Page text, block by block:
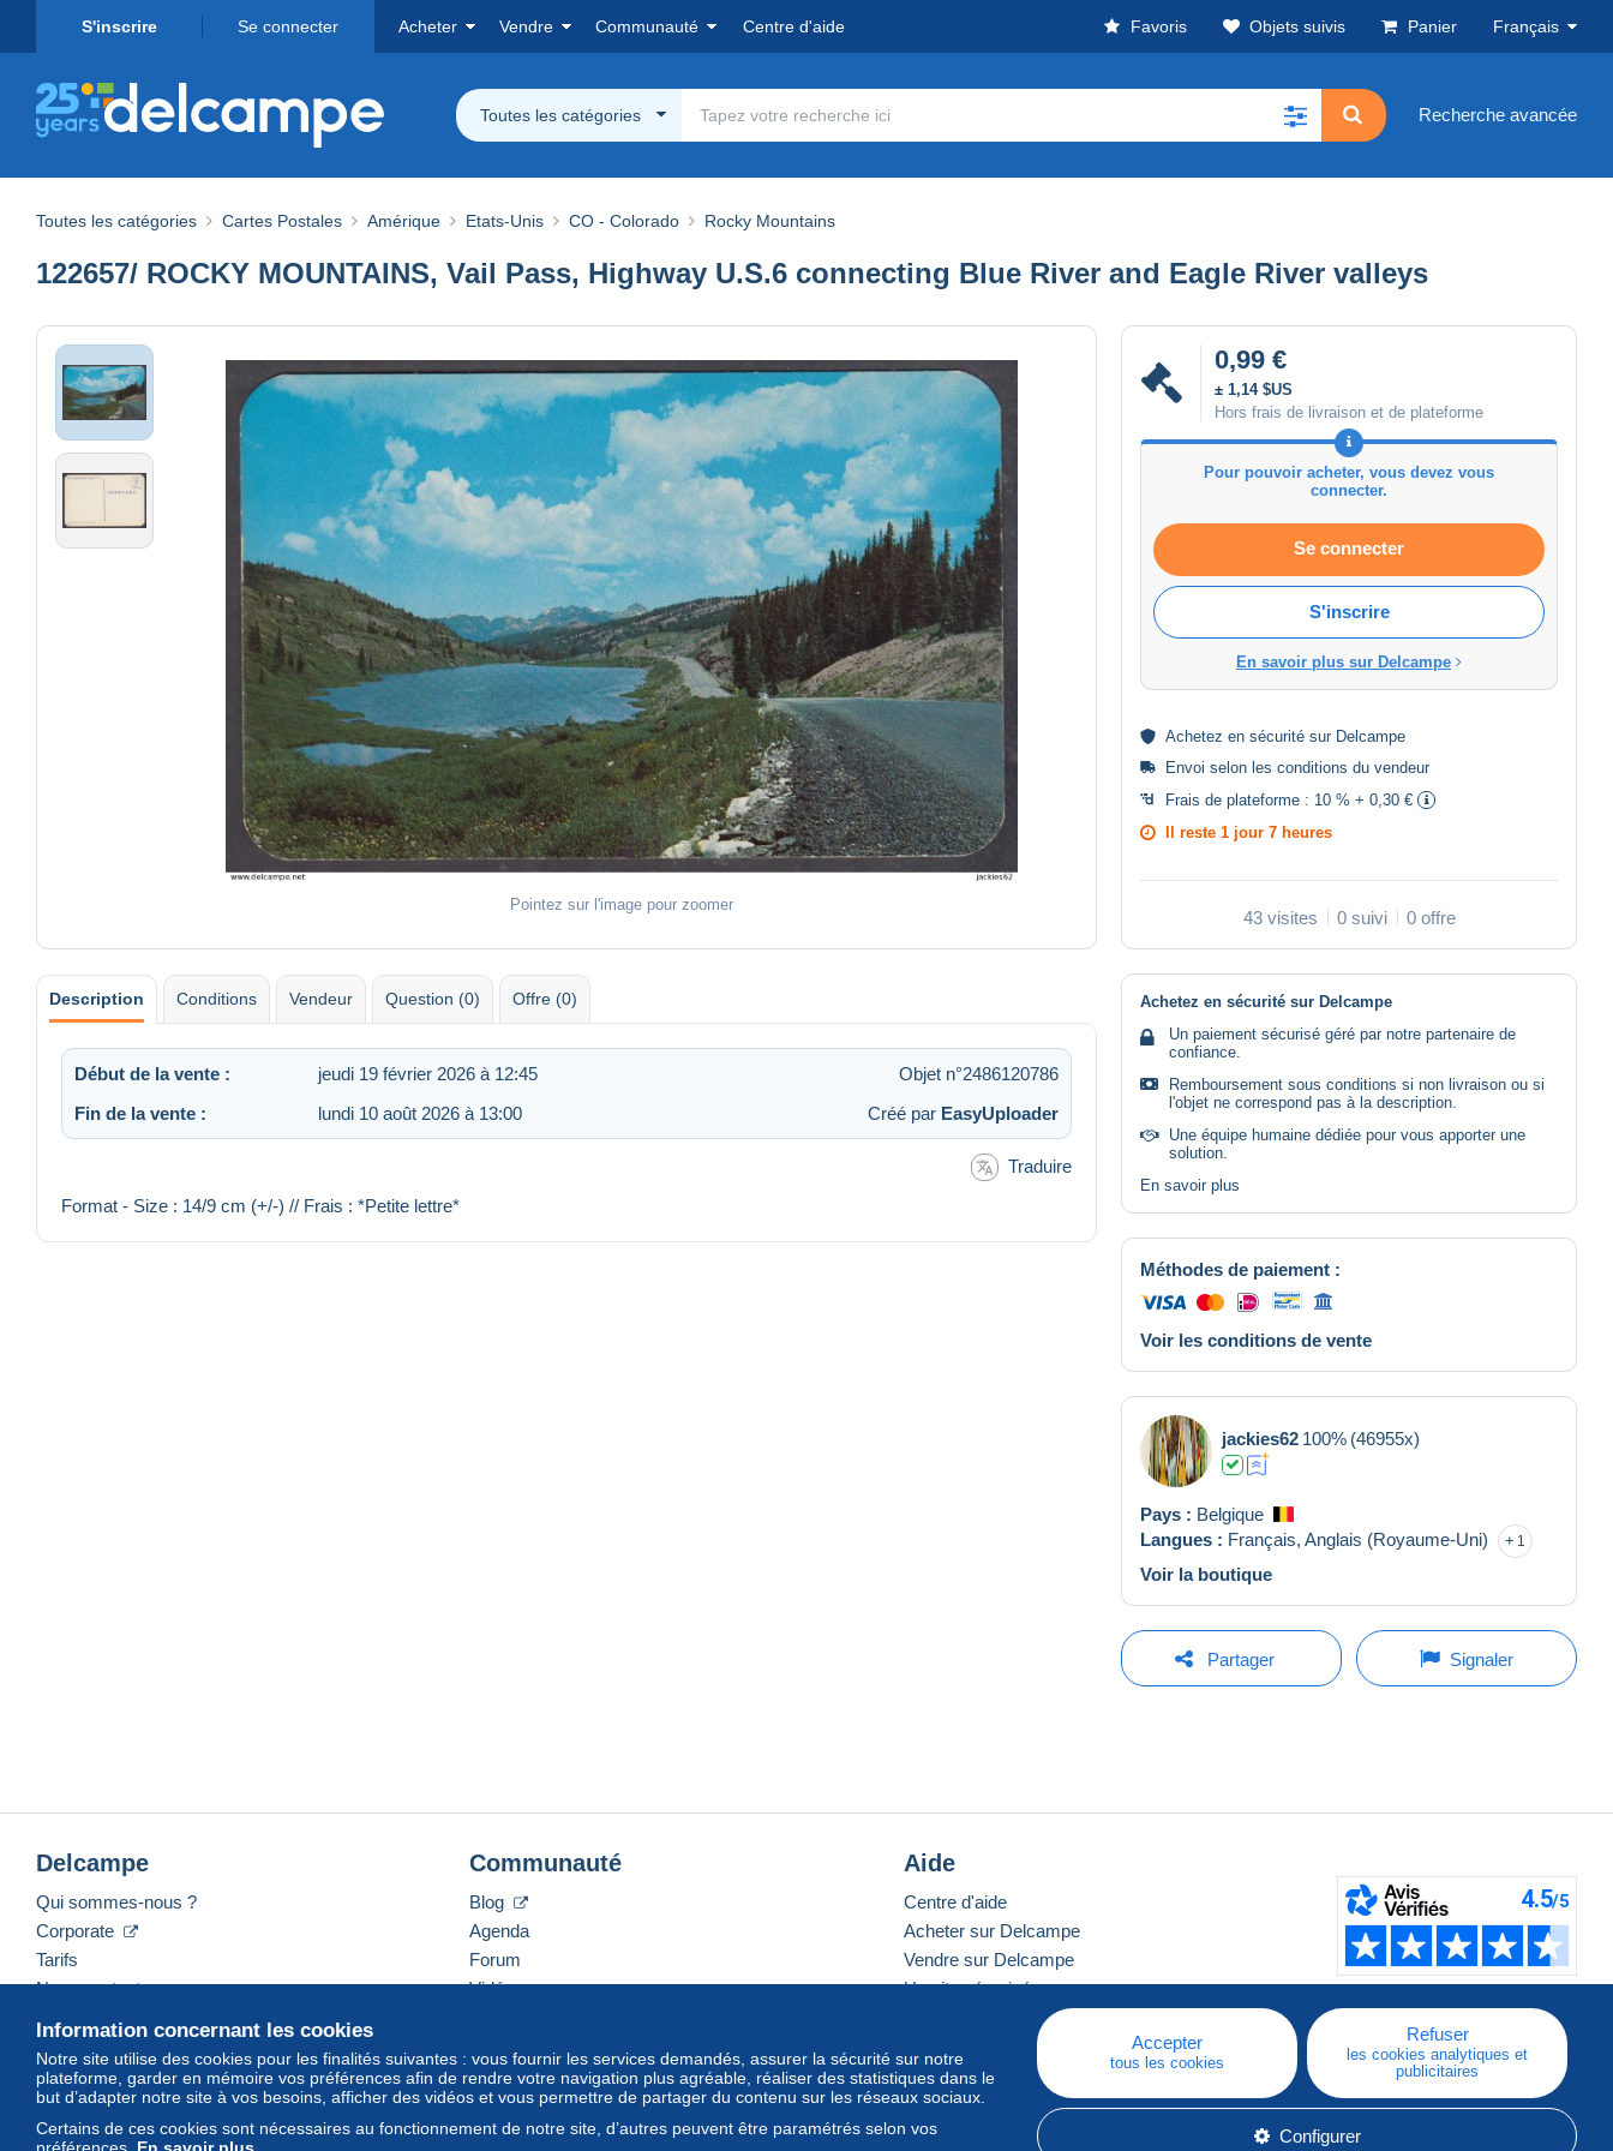
S'inscrire Se connecter Acheter Vendre Communauté Centre d'aide Favoris Objets suivis Panier Français
Toutes les catégories Recherche avancée
Toutes les catégories Cartes Postales Amérique Etats-Unis CO - Colorado Rocky Mountains
122657/ ROCKY MOUNTAINS, Vail Pass, Highway U.S.6 connecting Blue River and Eagle River valleys
Pointez sur l'image pour zoomer
0,99 €
± 1,14 $US
Hors frais de livraison et de plateforme
Pour pouvoir acheter, vous devez vous
connecter.
Se connecter
S'inscrire
En savoir plus sur Delcampe
Achetez en sécurité sur Delcampe
Envoi selon les conditions du vendeur
Frais de plateforme : 10 % + 0,30 €
Il reste 1 jour 7 heures
43 visites 0 suivi 0 offre
Description Conditions Vendeur Question (0) Offre (0)
Début de la vente : jeudi 19 février 2026 à 12:45
Objet n°2486120786
Fin de la vente :
lundi 10 août 2026 à 13:00 Créé par EasyUploader
Traduire
Format - Size : 14/9 cm (+/-) // Frais : *Petite lettre*
Achetez en sécurité sur Delcampe
Un paiement sécurisé géré par notre partenaire de
confiance.
Remboursement sous conditions si non livraison ou si
l'objet ne correspond pas à la description.
Une équipe humaine dédiée pour vous apporter une
solution.
En savoir plus
Méthodes de paiement :
Voir les conditions de vente
jackies62 100% (46955x)
Pays : Belgique
Langues : Français, Anglais (Royaume-Uni) 1
Voir la boutique
Partager Signaler
Information concernant les cookies
Notre site utilise des cookies pour les finalités suivantes : vous fournir les services demandés, assurer la sécurité sur notre
plateforme, garder en mémoire vos préférences afin de rendre votre navigation plus agréable, réaliser des statistiques dans le
but d’adapter notre site à vos besoins, afficher des vidéos et vous permettre de partager du contenu sur les réseaux sociaux.
Certains de ces cookies sont nécessaires au fonctionnement de notre site, d’autres peuvent être paramétrés selon vos
préférences. En savoir plus
Accepter
tous les cookies
Refuser
les cookies analytiques et
publicitaires
Configurer
Delcampe
Qui sommes-nous ?
Corporate
Tarifs
Nous contacter
Communauté
Blog
Agenda
Forum
Vidéos
Aide
Centre d'aide
Acheter sur Delcampe
Vendre sur Delcampe
Un site sécurisé
Français USD America/Indiana/Vevay Mode standard